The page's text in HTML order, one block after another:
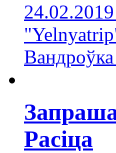
Вандроўка
Расіца